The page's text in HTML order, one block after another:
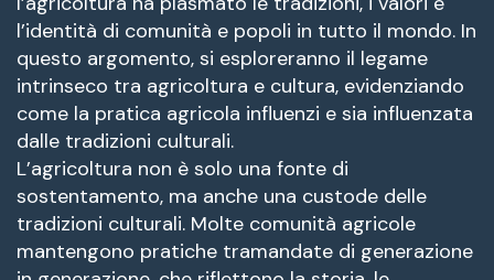
l’identità di comunità e popoli in tutto il mondo. In
questo argomento, si esploreranno il legame
intrinseco tra agricoltura e cultura, evidenziando
come la pratica agricola influenzi e sia influenzata
dalle tradizioni culturali.
L’agricoltura non è solo una fonte di
sostentamento, ma anche una custode delle
tradizioni culturali. Molte comunità agricole
mantengono pratiche tramandate di generazione